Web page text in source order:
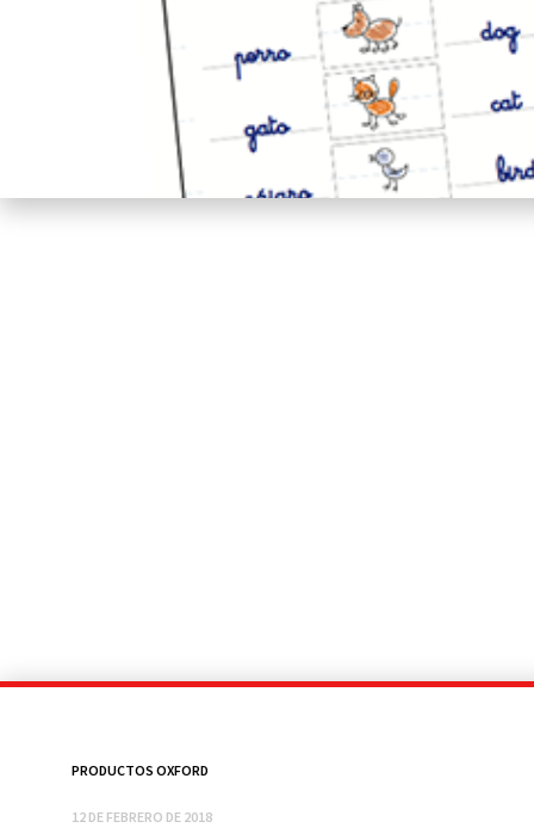
PRODUCTOS OXFORD
12 DE FEBRERO DE 2018